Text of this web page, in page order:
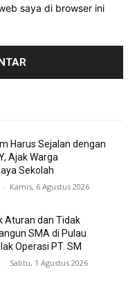
saya di browser ini
Harus Sejalan dengan
Ajak Warga
Sekolah
- Kamis, 6 Agustus 2026
Aturan dan Tidak
SMA di Pulau
Operasi PT. SM
- Sabtu, 1 Agustus 2026